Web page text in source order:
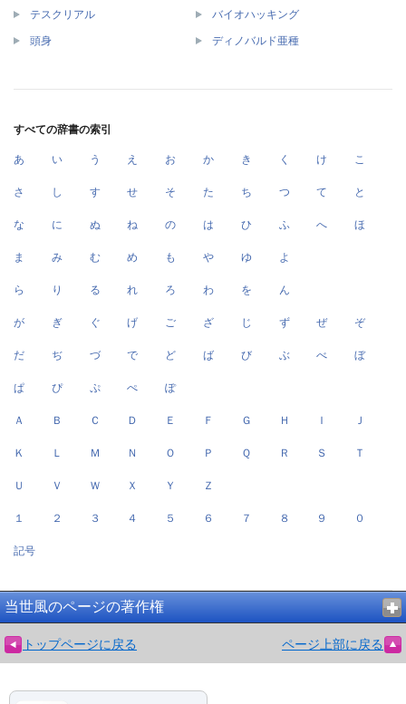
テスクリアル バイオハッキング
頭身 ディノバルド亜種
すべての辞書の索引
あ い う え お か き く け こ
さ し す せ そ た ち つ て と
な に ぬ ね の は ひ ふ へ ほ
ま み む め も や ゆ よ
ら り る れ ろ わ を ん
が ぎ ぐ げ ご ざ じ ず ぜ ぞ
だ ぢ づ で ど ば び ぶ べ ぼ
ぱ ぴ ぷ ぺ ぽ
Ａ Ｂ Ｃ Ｄ Ｅ Ｆ Ｇ Ｈ Ｉ Ｊ
Ｋ Ｌ Ｍ Ｎ Ｏ Ｐ Ｑ Ｒ Ｓ Ｔ
Ｕ Ｖ Ｗ Ｘ Ｙ Ｚ
１ ２ ３ ４ ５ ６ ７ ８ ９ ０
記号
当世風のページの著作権
トップページに戻る ページ上部に戻る